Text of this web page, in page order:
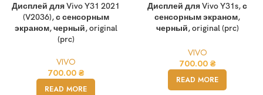
Дисплей для Vivo Y31 2021
(V2036), с сенсорным
экраном, черный, original
(prc)
VIVO
700.00 ₴
READ MORE
Дисплей для Vivo Y31s, с
сенсорным экраном,
черный, original (prc)
VIVO
700.00 ₴
READ MORE